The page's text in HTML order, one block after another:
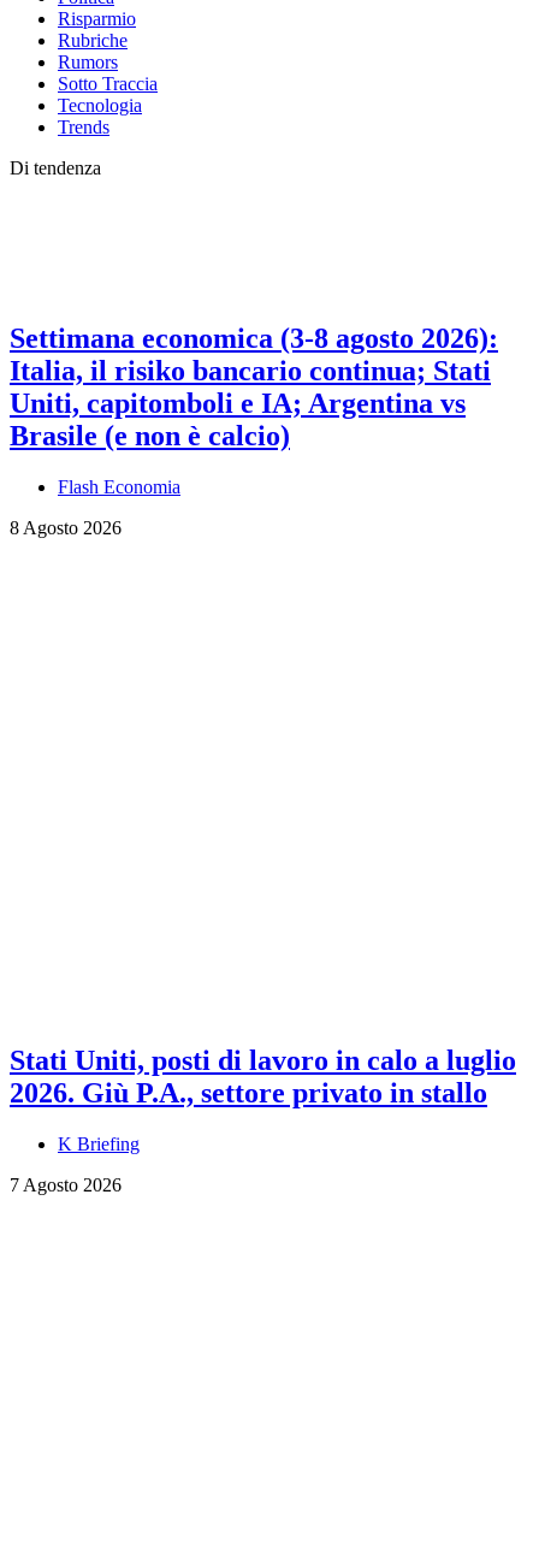
Risparmio
Rubriche
Rumors
Sotto Traccia
Tecnologia
Trends
Di tendenza
Settimana economica (3-8 agosto 2026):
Italia, il risiko bancario continua; Stati
Uniti, capitomboli e IA; Argentina vs
Brasile (e non è calcio)
Flash Economia
8 Agosto 2026
Stati Uniti, posti di lavoro in calo a luglio
2026. Giù P.A., settore privato in stallo
K Briefing
7 Agosto 2026